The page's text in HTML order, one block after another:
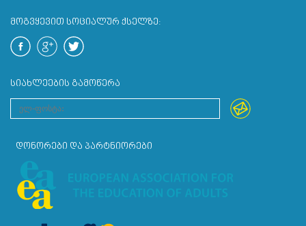
ᲛᲝᲒᲕᲧᲔᲕᲘᲗ ᲡᲝᲪᲘᲐᲚᲣᲠ ᲥᲡᲔᲚᲖᲔ:
ᲡᲘᲐᲮᲚᲔᲔᲑᲘᲡ ᲒᲐᲛᲝᲬᲔᲠᲐ
ᲓᲝᲜᲝᲠᲔᲑᲘ ᲓᲐ ᲞᲐᲠᲢᲜᲘᲝᲠᲔᲑᲘ